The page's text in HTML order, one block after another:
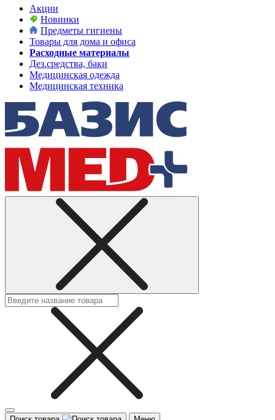
Акции
Новинки
Предметы гигиены
Товары для дома и офиса
Расходные материалы
Дез.средства, баки
Медицинская одежда
Медицинская техника